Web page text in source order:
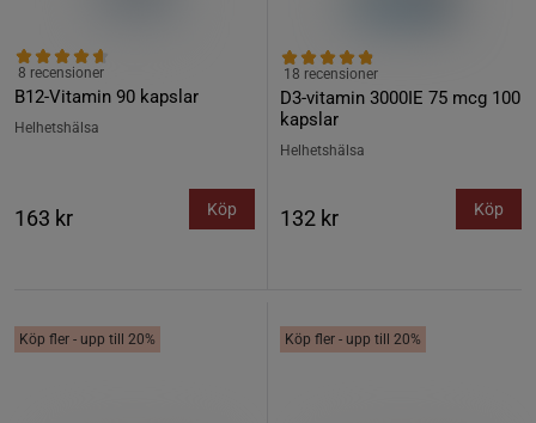
B12-Vitamin 90 kapslar
8 recensioner
Helhetshälsa
163 kr Köp
D3-vitamin 3000IE 75 mcg 100
kapslar
18 recensioner
Helhetshälsa
132 kr Köp
Köp fler - upp till 20% Köp fler - upp till 20%